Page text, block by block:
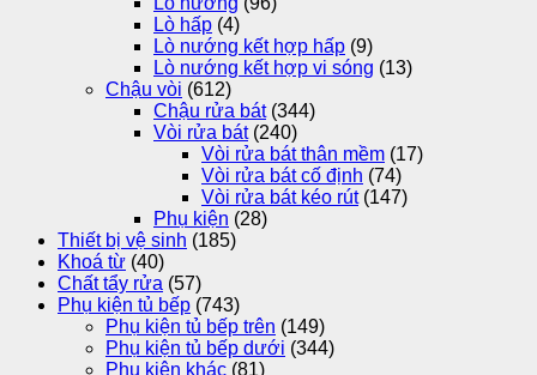
Lò hấp (4)
Lò nướng kết hợp hấp (9)
Lò nướng kết hợp vi sóng (13)
Chậu vòi (612)
Chậu rửa bát (344)
Vòi rửa bát (240)
Vòi rửa bát thân mềm (17)
Vòi rửa bát cố định (74)
Vòi rửa bát kéo rút (147)
Phụ kiện (28)
Thiết bị vệ sinh (185)
Khoá từ (40)
Chất tẩy rửa (57)
Phụ kiện tủ bếp (743)
Phụ kiện tủ bếp trên (149)
Phụ kiện tủ bếp dưới (344)
Phụ kiện khác (81)